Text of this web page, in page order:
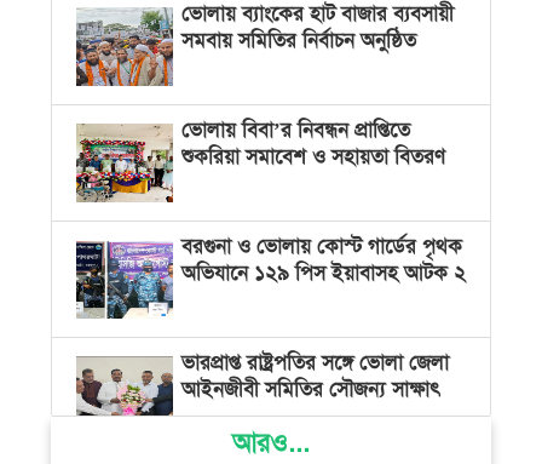
ভোলায় ব্যাংকের হাট বাজার ব্যবসায়ী
সমবায় সমিতির নির্বাচন অনুষ্ঠিত
ভোলায় বিবা’র নিবন্ধন প্রাপ্তিতে
শুকরিয়া সমাবেশ ও সহায়তা বিতরণ
বরগুনা ও ভোলায় কোস্ট গার্ডের পৃথক
অভিযানে ১২৯ পিস ইয়াবাসহ আটক ২
ভারপ্রাপ্ত রাষ্ট্রপতির সঙ্গে ভোলা জেলা
আইনজীবী সমিতির সৌজন্য সাক্ষাৎ
আরও...